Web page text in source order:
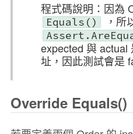
程式碼說明：因為
Equals() ，所
expected 與 actual
址，因此測試會是
Override Equals()